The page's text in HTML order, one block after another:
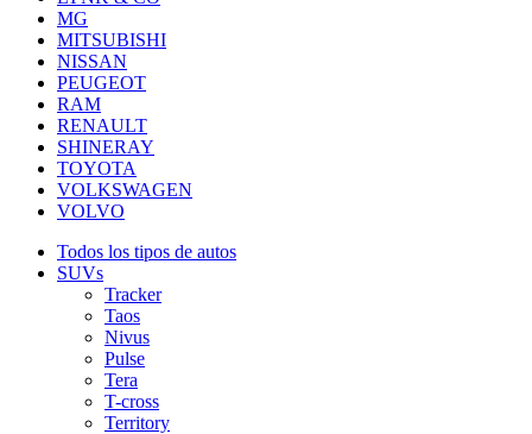
MG
MITSUBISHI
NISSAN
PEUGEOT
RAM
RENAULT
SHINERAY
TOYOTA
VOLKSWAGEN
VOLVO
Todos los tipos de autos
SUVs
Tracker
Taos
Nivus
Pulse
Tera
T-cross
Territory